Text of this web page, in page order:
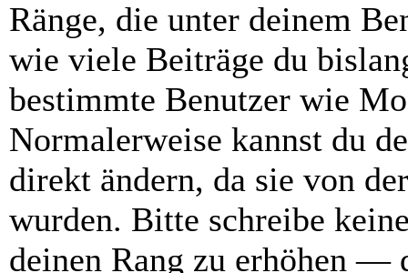
Ränge, die unter deinem
wie viele Beiträge du
bestimmte Benutzer wie
Normalerweise kannst du
direkt ändern, da sie von
wurden. Bitte schreibe
deinen Rang zu erhöhen —